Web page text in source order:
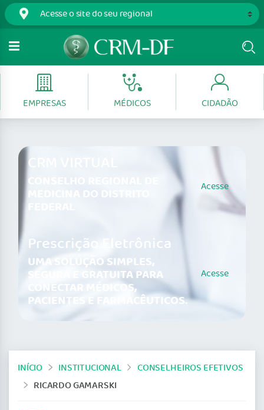
EMPRESAS MÉDICOS CIDADÃO
CRM VIRTUAL
CONSELHO REGIONAL DE
MEDICINA DO DISTRITO Acesse
Prescrição Eletrônica
UMA SOLUÇÃO SIMPLES,
SEGURA E GRATUITA PARA
CONECTAR MÉDICOS,
PACIENTES E FARMACÊUTICOS.
Acesse
INÍCIO INSTITUCIONAL
CONSELHEIROS EFETIVOS
RICARDO GAMARSKI